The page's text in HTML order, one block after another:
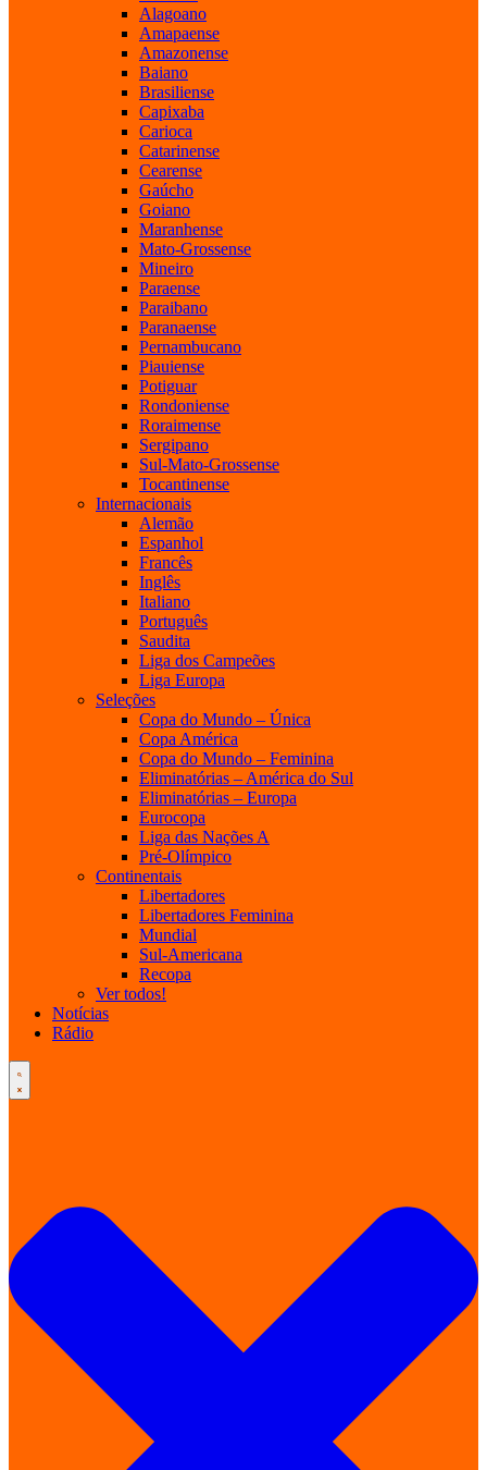
Alagoano
Amapaense
Amazonense
Baiano
Brasiliense
Capixaba
Carioca
Catarinense
Cearense
Gaúcho
Goiano
Maranhense
Mato-Grossense
Mineiro
Paraense
Paraibano
Paranaense
Pernambucano
Piauiense
Potiguar
Rondoniense
Roraimense
Sergipano
Sul-Mato-Grossense
Tocantinense
Internacionais
Alemão
Espanhol
Francês
Inglês
Italiano
Português
Saudita
Liga dos Campeões
Liga Europa
Seleções
Copa do Mundo – Única
Copa América
Copa do Mundo – Feminina
Eliminatórias – América do Sul
Eliminatórias – Europa
Eurocopa
Liga das Nações A
Pré-Olímpico
Continentais
Libertadores
Libertadores Feminina
Mundial
Sul-Americana
Recopa
Ver todos!
Notícias
Rádio